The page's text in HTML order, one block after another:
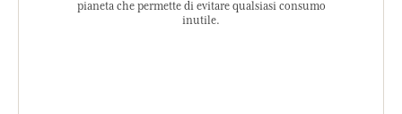
pianeta che permette di evitare qualsiasi consumo
inutile.